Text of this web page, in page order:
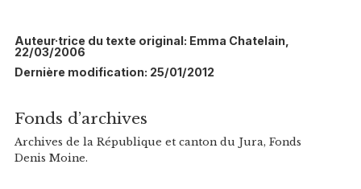
Auteur·trice du texte original: Emma Chatelain,
22/03/2006
Dernière modification: 25/01/2012
Fonds d’archives
Archives de la République et canton du Jura, Fonds
Denis Moine.